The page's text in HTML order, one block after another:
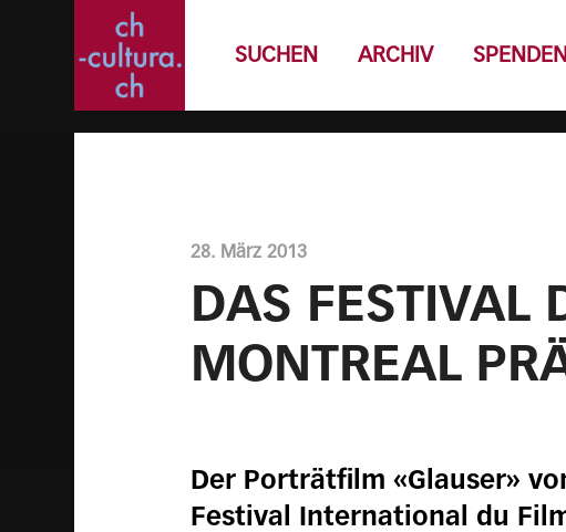
SUCHEN ARCHIV SPENDEN
28. März 2013
DAS FESTIVAL
MONTREAL
Der Porträtfilm «Glauser»
Festival International du